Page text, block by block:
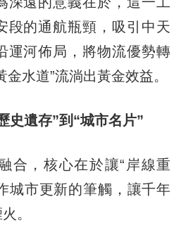
段的通航瓶頸，吸引中天
運河佈局，將物流優勢轉
水道”流淌出黃金效益。
史遺存”到“城市名片”
，核心在於讓“岸線重
城市更新的筆觸，讓千年
。